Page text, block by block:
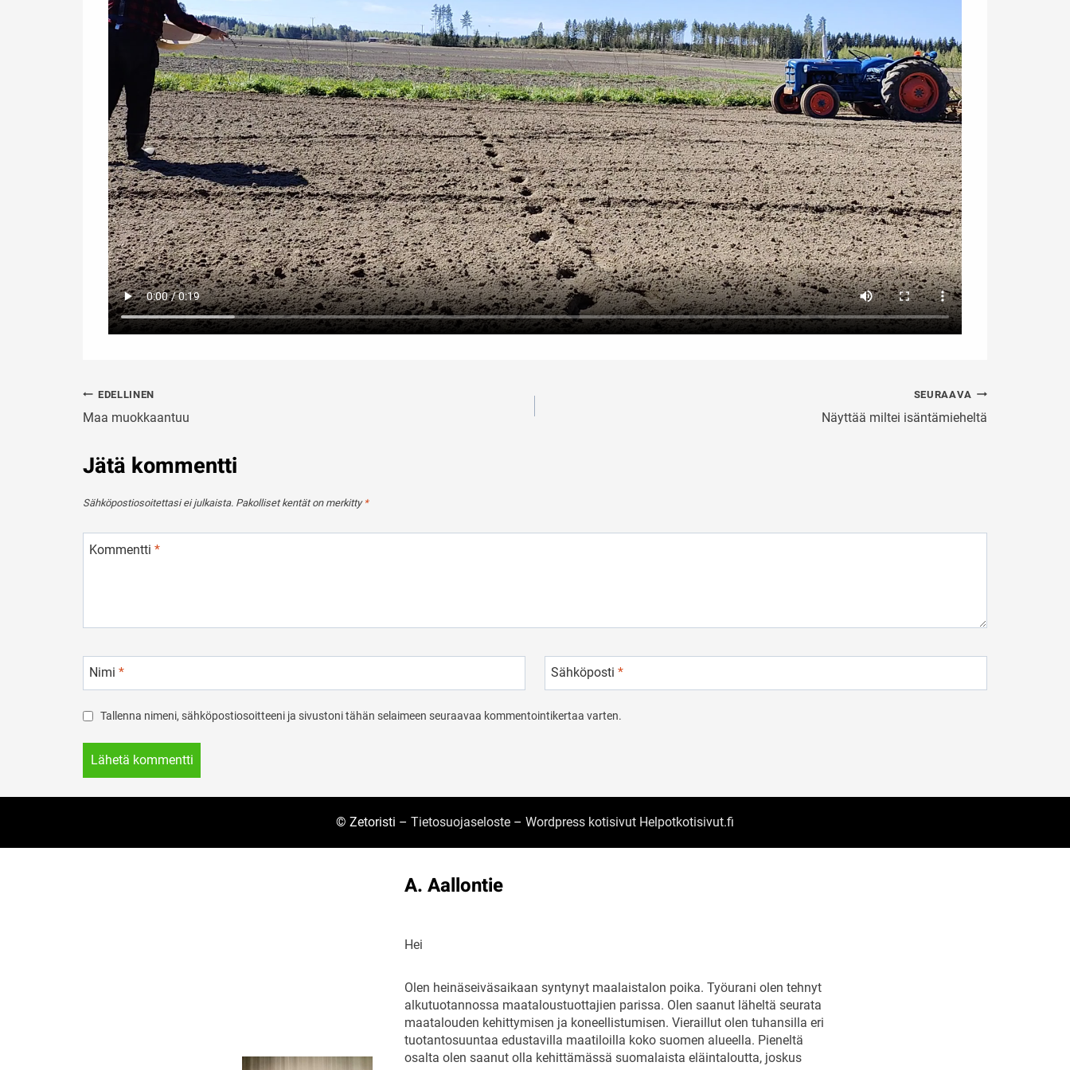
Artikkelien
selaus
EDELLINEN
Maa muokkaantuu
SEURAAVA
Näyttää miltei isäntämieheltä
Jätä kommentti
Sähköpostiosoitettasi ei julkaista. Pakolliset kentät on merkitty *
Kommentti *
Nimi * Sähköposti *
Tallenna nimeni, sähköpostiosoitteeni ja sivustoni tähän selaimeen seuraavaa kommentointikertaa varten.
© Zetoristi – Tietosuojaseloste – Wordpress kotisivut Helpotkotisivut.fi
A. Aallontie
Hei
Olen heinäseiväsaikaan syntynyt maalaistalon poika. Työurani olen tehnyt
alkutuotannossa maataloustuottajien parissa. Olen saanut läheltä seurata
maatalouden kehittymisen ja koneellistumisen. Vieraillut olen tuhansilla eri
tuotantosuuntaa edustavilla maatiloilla koko suomen alueella. Pieneltä
osalta olen saanut olla kehittämässä suomalaista eläintaloutta, joskus